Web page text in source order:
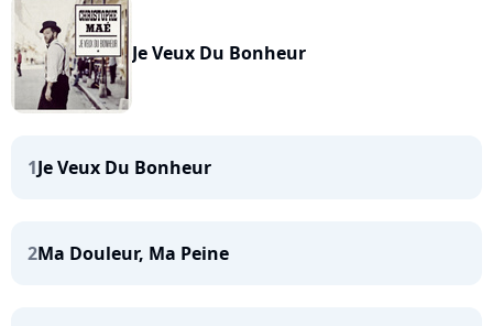
Je Veux Du Bonheur
1Je Veux Du Bonheur
2Ma Douleur, Ma Peine